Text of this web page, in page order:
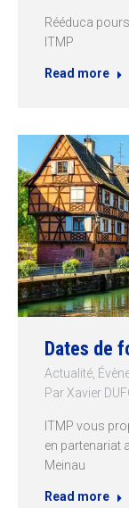
Rééduca
ITMP
Read more
Dates de
Actualité
Par Xavier
ITMP vous
en partenariat
Meinau
Read more